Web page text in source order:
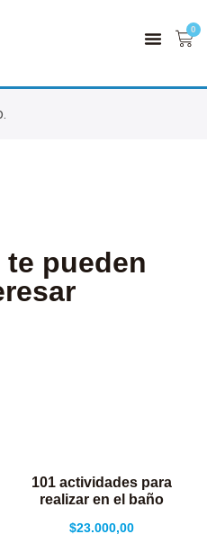
0
te pueden
101 actividades para
realizar en el baño
$23.000,00